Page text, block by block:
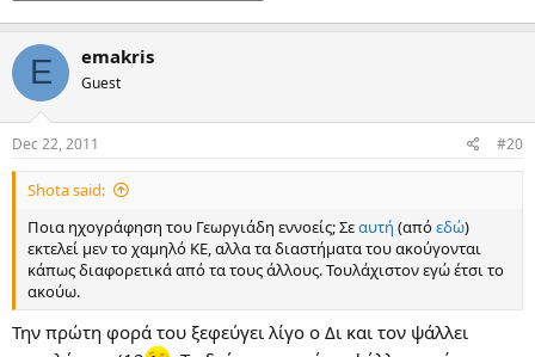
E emakris
Guest
Dec 22, 2011 #20
Shota said:
Ποια ηχογράφηση του Γεωργιάδη εννοείς; Σεαυτή (απόεδώ)
εκτελεί μεν το χαμηλό ΚE, αλλα τα διαστήματα του ακούγονται
κάπως διαφορετικά από τα τους άλλους. Τουλάχιστον εγώ έτσι το
ακούω.
Την πρώτη φορά του ξεφεύγει λίγο ο Δι και τον ψάλλει